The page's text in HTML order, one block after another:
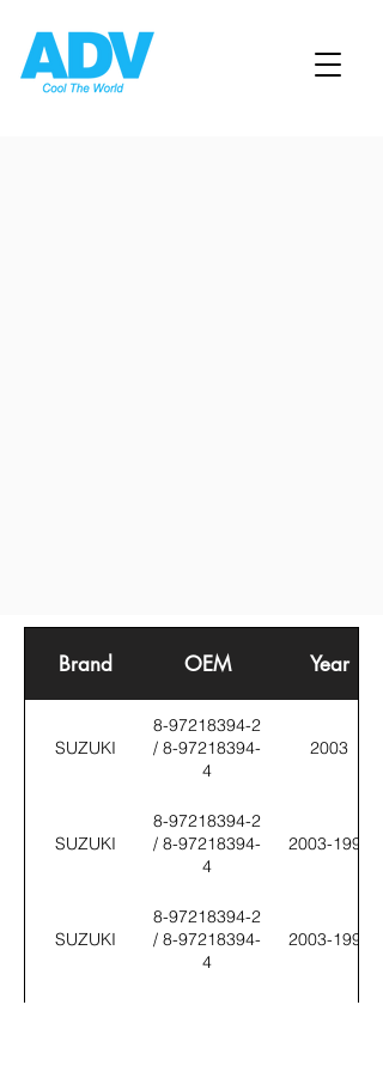
Brand OEM Year
SUZUKI
8-97218394-2
/ 8-97218394-
4
2003
SUZUKI
8-97218394-2
/ 8-97218394-
4
2003-1999
SUZUKI
8-97218394-2
/ 8-97218394-
4
2003-1999